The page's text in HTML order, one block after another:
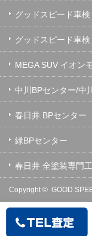
グッドスピード車
グッドスピード車
MEGA SUV イオン
中川BPセンター/中
春日井 BPセンター
緑BPセンター
春日井 全塗装専門
Copyright © GOOD